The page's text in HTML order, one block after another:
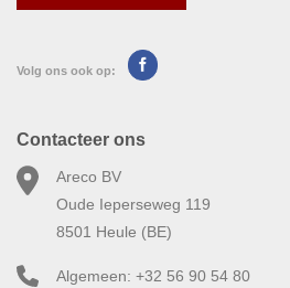
Volg ons ook op:
Contacteer ons
Areco BV
Oude Ieperseweg 119
8501 Heule (BE)
Algemeen: +32 56 90 54 80